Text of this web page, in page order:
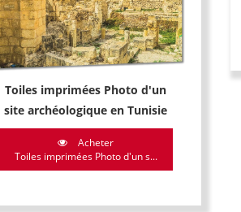
Toiles imprimées Photo d'un
site archéologique en Tunisie
Acheter
Toiles imprimées Photo d'un s...